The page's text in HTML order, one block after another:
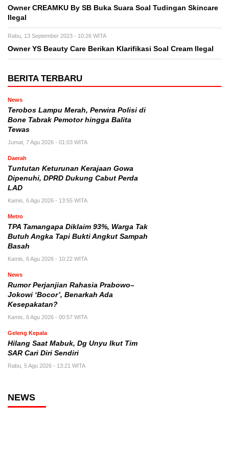
Owner CREAMKU By SB Buka Suara Soal Tudingan Skincare
Ilegal
Rabu, 13 September 2023 - 10:26 WITA
Owner YS Beauty Care Berikan Klarifikasi Soal Cream Ilegal
BERITA TERBARU
News
Terobos Lampu Merah, Perwira Polisi di
Bone Tabrak Pemotor hingga Balita
Tewas
Jumat, 7 Agu 2026 - 01:03 WITA
Daerah
Tuntutan Keturunan Kerajaan Gowa
Dipenuhi, DPRD Dukung Cabut Perda
LAD
Kamis, 6 Agu 2026 - 13:55 WITA
Metro
TPA Tamangapa Diklaim 93%, Warga Tak
Butuh Angka Tapi Bukti Angkut Sampah
Basah
Kamis, 6 Agu 2026 - 10:22 WITA
News
Rumor Perjanjian Rahasia Prabowo–
Jokowi ‘Bocor’, Benarkah Ada
Kesepakatan?
Kamis, 6 Agu 2026 - 00:57 WITA
Geleng Kepala
Hilang Saat Mabuk, Dg Unyu Ikut Tim
SAR Cari Diri Sendiri
Rabu, 5 Agu 2026 - 13:21 WITA
NEWS